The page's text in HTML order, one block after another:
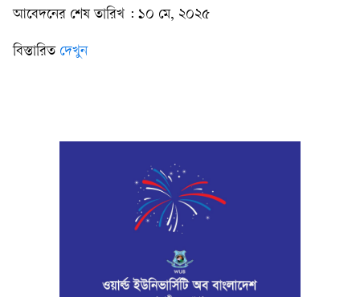
আবেদনের শেষ তারিখ : ১০ মে, ২০২৫
বিস্তারিত দেখুন